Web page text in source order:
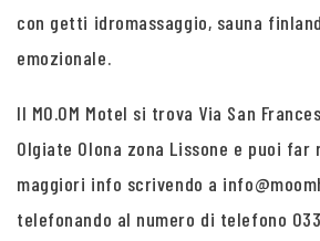
con getti idromassaggio, sauna
emozionale.
Il MO.OM Motel si trova Via San
Olgiate Olona zona Lissone e puoi
maggiori info scrivendo a
telefonando al numero di telefono